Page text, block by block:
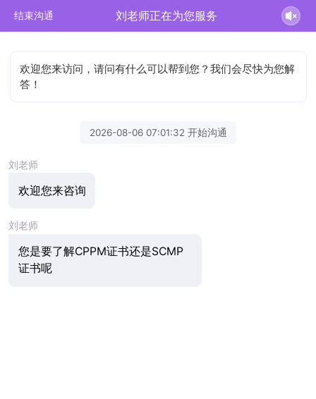
结束沟通 刘老师正在为您服务
欢迎您来访问，请问有什么可以帮到您？我们会尽快为您解
答！
2026-08-06 07:01:32 开始沟通
刘老师
欢迎您来咨询
刘老师
您是要了解CPPM证书还是SCMP
证书呢